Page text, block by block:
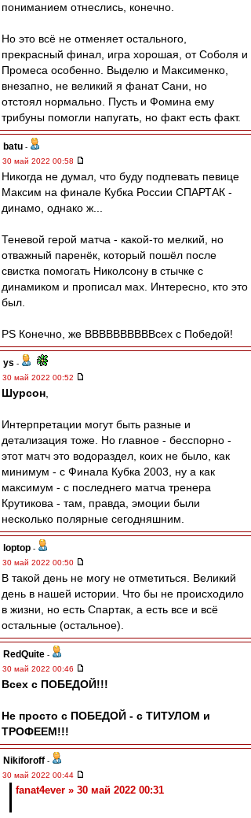
пониманием отнеслись, конечно.
Но это всё не отменяет остального,
прекрасный финал, игра хорошая, от Соболя и
Промеса особенно. Выделю и Максименко,
внезапно, не великий я фанат Сани, но
отстоял нормально. Пусть и Фомина ему
трибуны помогли напугать, но факт есть факт.
batu -
30 май 2022 00:58
Никогда не думал, что буду подпевать певице
Максим на финале Кубка России СПАРТАК -
динамо, однако ж...
Теневой герой матча - какой-то мелкий, но
отважный паренёк, который пошёл после
свистка помогать Николсону в стычке с
динамиком и прописал мах. Интересно, кто это
был.
PS Конечно, же ВВВВВВВВВВсех с Победой!
ys -
30 май 2022 00:52
Шурсон
Интерпретации могут быть разные и
детализация тоже. Но главное - бесспорно -
этот матч это водораздел, коих не было, как
минимум - с Финала Кубка 2003, ну а как
максимум - с последнего матча тренера
Крутикова - там, правда, эмоции были
несколько полярные сегодняшним.
loptop -
30 май 2022 00:50
В такой день не могу не отметиться. Великий
день в нашей истории. Что бы не происходило
в жизни, но есть Спартак, а есть все и всё
остальные (остальное).
RedQuite -
30 май 2022 00:46
Всех с ПОБЕДОЙ!!!
Не просто с ПОБЕДОЙ - с ТИТУЛОМ и
ТРОФЕЕМ!!!
Nikiforoff -
30 май 2022 00:44
fanat4ever » 30 май 2022 00:31